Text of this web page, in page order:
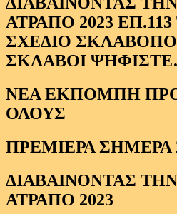
ΣΚΛΑΒΟΙ
ΝΕΑ ΕΚΠΟΜΠΗ
ΟΛΟΥΣ
ΠΡΕΜΙΕΡΑ ΣΗΜΕΡΑ
ΔΙΑΒΑΙΝΟΝΤΑΣ
ΑΤΡΑΠΟ 2023